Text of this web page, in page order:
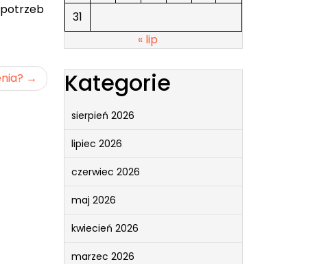
potrzeb
31
« lip
Kategorie
sierpień 2026
lipiec 2026
czerwiec 2026
maj 2026
kwiecień 2026
marzec 2026